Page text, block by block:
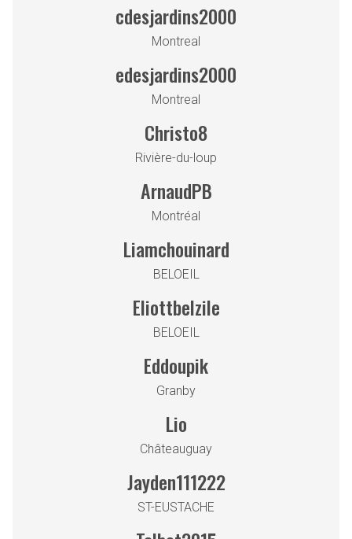
cdesjardins2000
Montreal
edesjardins2000
Montreal
Christo8
Rivière-du-loup
ArnaudPB
Montréal
Liamchouinard
BELOEIL
Eliottbelzile
BELOEIL
Eddoupik
Granby
Lio
Châteauguay
Jayden111222
ST-EUSTACHE